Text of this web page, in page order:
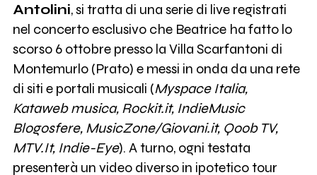
Antolini, si tratta di una serie di live registrati
nel concerto esclusivo che Beatrice ha fatto lo
scorso 6 ottobre presso la Villa Scarfantoni di
Montemurlo (Prato) e messi in onda da una rete
di siti e portali musicali (Myspace Italia,
Kataweb musica, Rockit.it, IndieMusic
Blogosfere, MusicZone/Giovani.it, Qoob TV,
MTV.It, Indie-Eye). A turno, ogni testata
presenterà un video diverso in ipotetico tour